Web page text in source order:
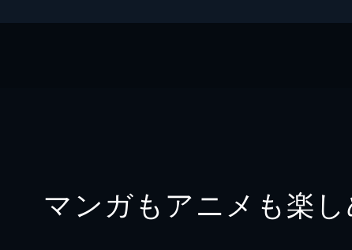
幻冬舎文庫
マンガもアニメも楽し